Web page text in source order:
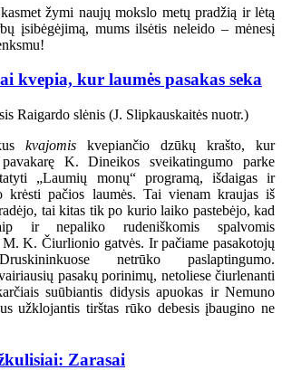
žymi naujų mokslo metų pradžią ir lėtą
įsibėgėjimą, mums ilsėtis neleido – mėnesį
kvepia, kur laumės pasakas seka
kvajomis kvepiančio dzūkų krašto, kur
pavakarę K. Dineikos sveikatingumo parke
„Laumių monų“ programą, išdaigas ir
krėsti pačios laumės. Tai vienam kraujas iš
tai kitas tik po kurio laiko pastebėjo, kad
ir nepaliko rudeniškomis spalvomis
M. K. Čiurlionio gatvės. Ir pačiame pasakotojų
netrūko paslaptingumo.
pasakų porinimų, netoliese čiurlenanti
suūbiantis didysis apuokas ir Nemuno
užklojantis tirštas rūko debesis įbaugino ne
Zarasai